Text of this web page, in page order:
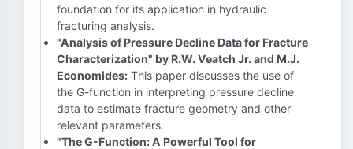
foundation for its application in hydraulic
fracturing analysis.
"Analysis of Pressure Decline Data for Fracture
Characterization" by R.W. Veatch Jr. and M.J.
Economides: This paper discusses the use of
the G-function in interpreting pressure decline
data to estimate fracture geometry and other
relevant parameters.
"The G-Function: A Powerful Tool for